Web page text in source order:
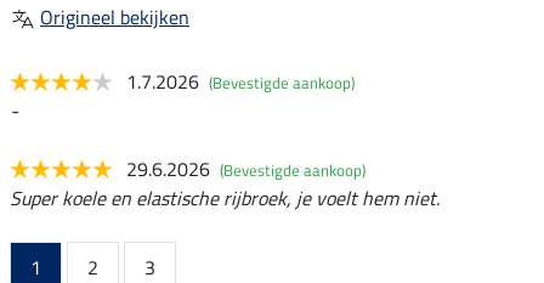
Origineel bekijken
1.7.2026 (Bevestigde aankoop)
-
29.6.2026 (Bevestigde aankoop)
Super koele en elastische rijbroek, je voelt hem niet.
1 2
3